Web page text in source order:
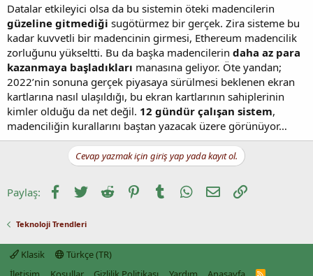
Datalar etkileyici olsa da bu sistemin öteki madencilerin
güzeline gitmediği sugötürmez bir gerçek. Zira sisteme bu
kadar kuvvetli bir madencinin girmesi, Ethereum madencilik
zorluğunu yükseltti. Bu da başka madencilerin daha az para
kazanmaya başladıkları manasına geliyor. Öte yandan;
2022’nin sonuna gerçek piyasaya sürülmesi beklenen ekran
kartlarına nasıl ulaşıldığı, bu ekran kartlarının sahiplerinin
kimler olduğu da net değil. 12 gündür çalışan sistem,
madenciliğin kurallarını baştan yazacak üzere görünüyor…
Cevap yazmak için giriş yap yada kayıt ol.
Paylaş: Facebook
TwitterReddit PinterestTumblrWhatsApp
E-postaLink
Teknoloji Trendleri
Klasik
Türkçe (TR)
R